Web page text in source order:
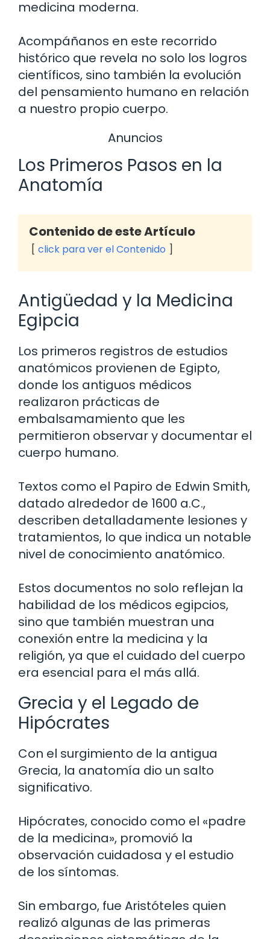
medicina moderna.
Acompáñanos en este recorrido
histórico que revela no solo los logros
científicos, sino también la evolución
del pensamiento humano en relación
a nuestro propio cuerpo.
Anuncios
Los Primeros Pasos en la
Anatomía
Contenido de este Artículo
click para ver el Contenido
Antigüedad y la Medicina
Egipcia
Los primeros registros de estudios
anatómicos provienen de Egipto,
donde los antiguos médicos
realizaron prácticas de
embalsamamiento que les
permitieron observar y documentar el
cuerpo humano.
Textos como el Papiro de Edwin Smith,
datado alrededor de 1600 a.C.,
describen detalladamente lesiones y
tratamientos, lo que indica un notable
nivel de conocimiento anatómico.
Estos documentos no solo reflejan la
habilidad de los médicos egipcios,
sino que también muestran una
conexión entre la medicina y la
religión, ya que el cuidado del cuerpo
era esencial para el más allá.
Grecia y el Legado de
Hipócrates
Con el surgimiento de la antigua
Grecia, la anatomía dio un salto
significativo.
Hipócrates, conocido como el «padre
de la medicina», promovió la
observación cuidadosa y el estudio
de los síntomas.
Sin embargo, fue Aristóteles quien
realizó algunas de las primeras